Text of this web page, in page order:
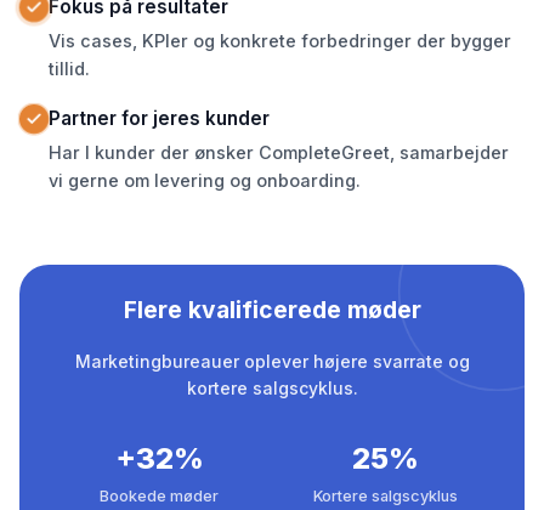
Fokus på resultater
Vis cases, KPIer og konkrete forbedringer der bygger
tillid.
Partner for jeres kunder
Har I kunder der ønsker CompleteGreet, samarbejder
vi gerne om levering og onboarding.
Flere kvalificerede møder
Marketingbureauer oplever højere svarrate og
kortere salgscyklus.
+32%
Bookede møder
25%
Kortere salgscyklus